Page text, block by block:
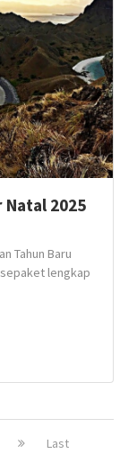
2025
Tahun Baru
lengkap
Last